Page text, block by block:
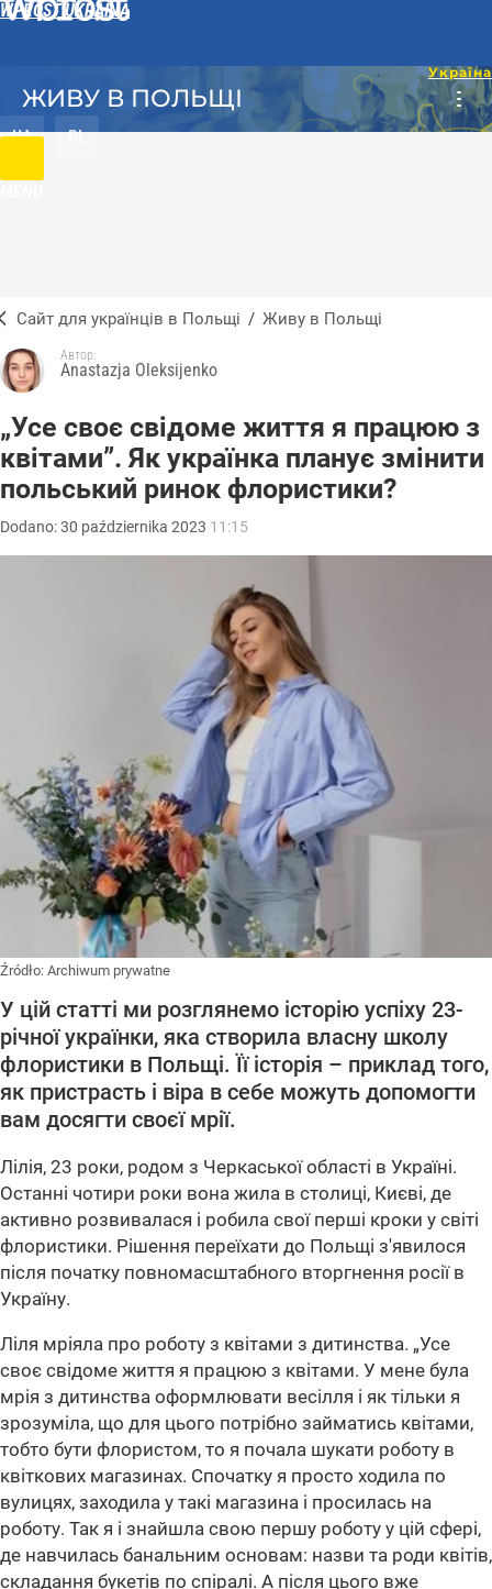
WPROST UKRAINA
UA PL
ЖИВУ В ПОЛЬЩІ
Сайт для українців в Польщі / Живу в Польщі
Автор:
Anastazja Oleksijenko
„Усе своє свідоме життя я працюю з
квітами”. Як українка планує змінити
польський ринок флористики?
Dodano:30 października 2023 11:15
Źródło: Archiwum prywatne
У цій статті ми розглянемо історію успіху 23-
річної українки, яка створила власну школу
флористики в Польщі. Її історія – приклад того,
як пристрасть і віра в себе можуть допомогти
вам досягти своєї мрії.
Лілія, 23 роки, родом з Черкаської області в Україні.
Останні чотири роки вона жила в столиці, Києві, де
активно розвивалася і робила свої перші кроки у світі
флористики. Рішення переїхати до Польщі з'явилося
після початку повномасштабного вторгнення росії в
Україну.
Ліля мріяла про роботу з квітами з дитинства. „Усе
своє свідоме життя я працюю з квітами. У мене була
мрія з дитинства оформлювати весілля і як тільки я
зрозуміла, що для цього потрібно займатись квітами,
тобто бути флористом, то я почала шукати роботу в
квіткових магазинах. Спочатку я просто ходила по
вулицях, заходила у такі магазина і просилась на
роботу. Так я і знайшла свою першу роботу у цій сфері,
де навчилась банальним основам: назви та роди квітів,
складання букетів по спіралі. А після цього вже